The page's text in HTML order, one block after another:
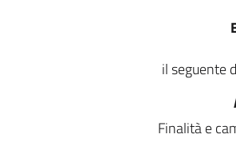
il seguente
Finalità e